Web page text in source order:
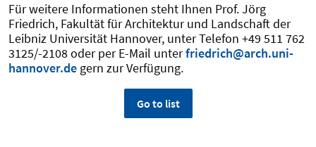
Für weitere Informationen steht Ihnen Prof. Jörg
Friedrich, Fakultät für Architektur und Landschaft der
Leibniz Universität Hannover, unter Telefon +49 511 762
3125/-2108 oder per E-Mail unterfriedrich@arch.uni-
hannover.de gern zur Verfügung.
Go to list